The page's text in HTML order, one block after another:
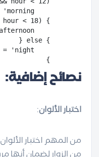
}
نصائح إضافية:
اختبار الألوان:
من المهم اختبار